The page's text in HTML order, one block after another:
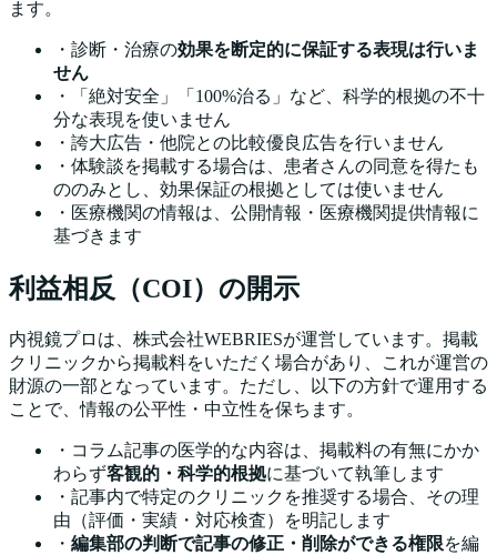
ます。
・診断・治療の効果を断定的に保証する表現は行いま
せん
・「絶対安全」「100%治る」など、科学的根拠の不十
分な表現を使いません
・誇大広告・他院との比較優良広告を行いません
・体験談を掲載する場合は、患者さんの同意を得たも
ののみとし、効果保証の根拠としては使いません
・医療機関の情報は、公開情報・医療機関提供情報に
基づきます
利益相反（COI）の開示
内視鏡プロは、株式会社WEBRIESが運営しています。掲載
クリニックから掲載料をいただく場合があり、これが運営の
財源の一部となっています。ただし、以下の方針で運用する
ことで、情報の公平性・中立性を保ちます。
・コラム記事の医学的な内容は、掲載料の有無にかか
わらず客観的・科学的根拠に基づいて執筆します
・記事内で特定のクリニックを推奨する場合、その理
由（評価・実績・対応検査）を明記します
・ 編集部の判断で記事の修正・削除ができる権限を編